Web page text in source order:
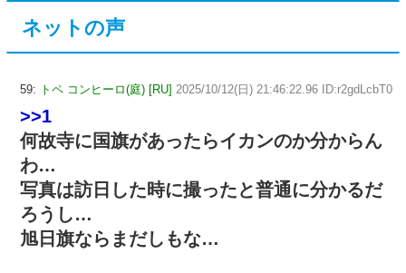
ネットの声
59: トペ コンヒーロ(庭) [RU] 2025/10/12(日) 21:46:22.96 ID:r2gdLcbT0
>>1
何故寺に国旗があったらイカンのか分からん
わ…
写真は訪日した時に撮ったと普通に分かるだ
ろうし…
旭日旗ならまだしもな…